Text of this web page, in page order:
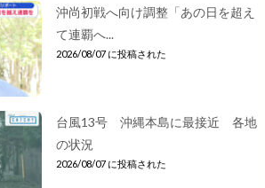
沖尚初戦へ向け調整「あの日を超え
て連覇へ...
2026/08/07 に投稿された
台風13号 沖縄本島に最接近 各地
の状況
2026/08/07 に投稿された